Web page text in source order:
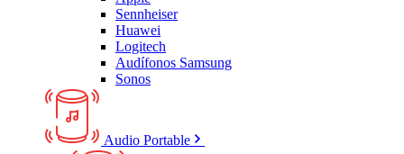
Sennheiser
Huawei
Logitech
Audífonos Samsung
Sonos
Audio Portable